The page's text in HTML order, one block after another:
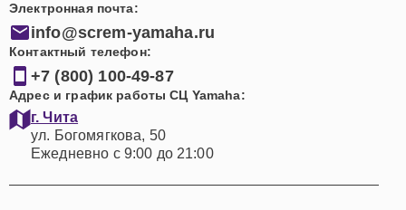
запросу и стремление обеспечить максимально
комфортный и прозрачный процесс ремонта для
жителей Читы. Доверьте свой виниловый
проигрыватель Ямаха профессионалам, и
наслаждайтесь любимой музыкой без перерыва!
Электронная почта:
info@screm-yamaha.ru
Контактный телефон:
+7 (800) 100-49-87
Адрес и график работы СЦ Yamaha:
г. Чита
ул. Богомягкова, 50
Ежедневно с 9:00 до 21:00